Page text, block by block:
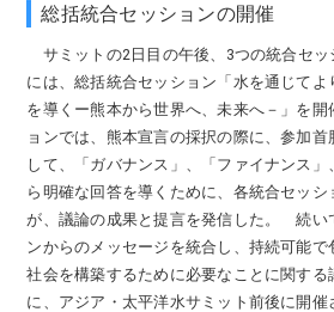
総括統合セッションの開催
サミットの2日目の午後、3つの統合セッ
には、総括統合セッション「水を通じてよ
を導くー熊本から世界へ、未来へ－」を
ョンでは、熊本宣言の採択の際に、参加
して、「ガバナンス」、「ファイナンス
ら明確な回答を導くために、各統合セッ
が、議論の成果と提言を発信した。 続い
ンからのメッセージを統合し、持続可能
社会を構築するために必要なことに関する
に、アジア・太平洋水サミット前後に開催